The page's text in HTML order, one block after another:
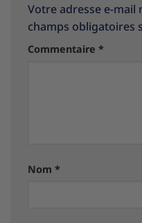
Votre adresse e-mail
champs obligatoires
Commentaire *
Nom *